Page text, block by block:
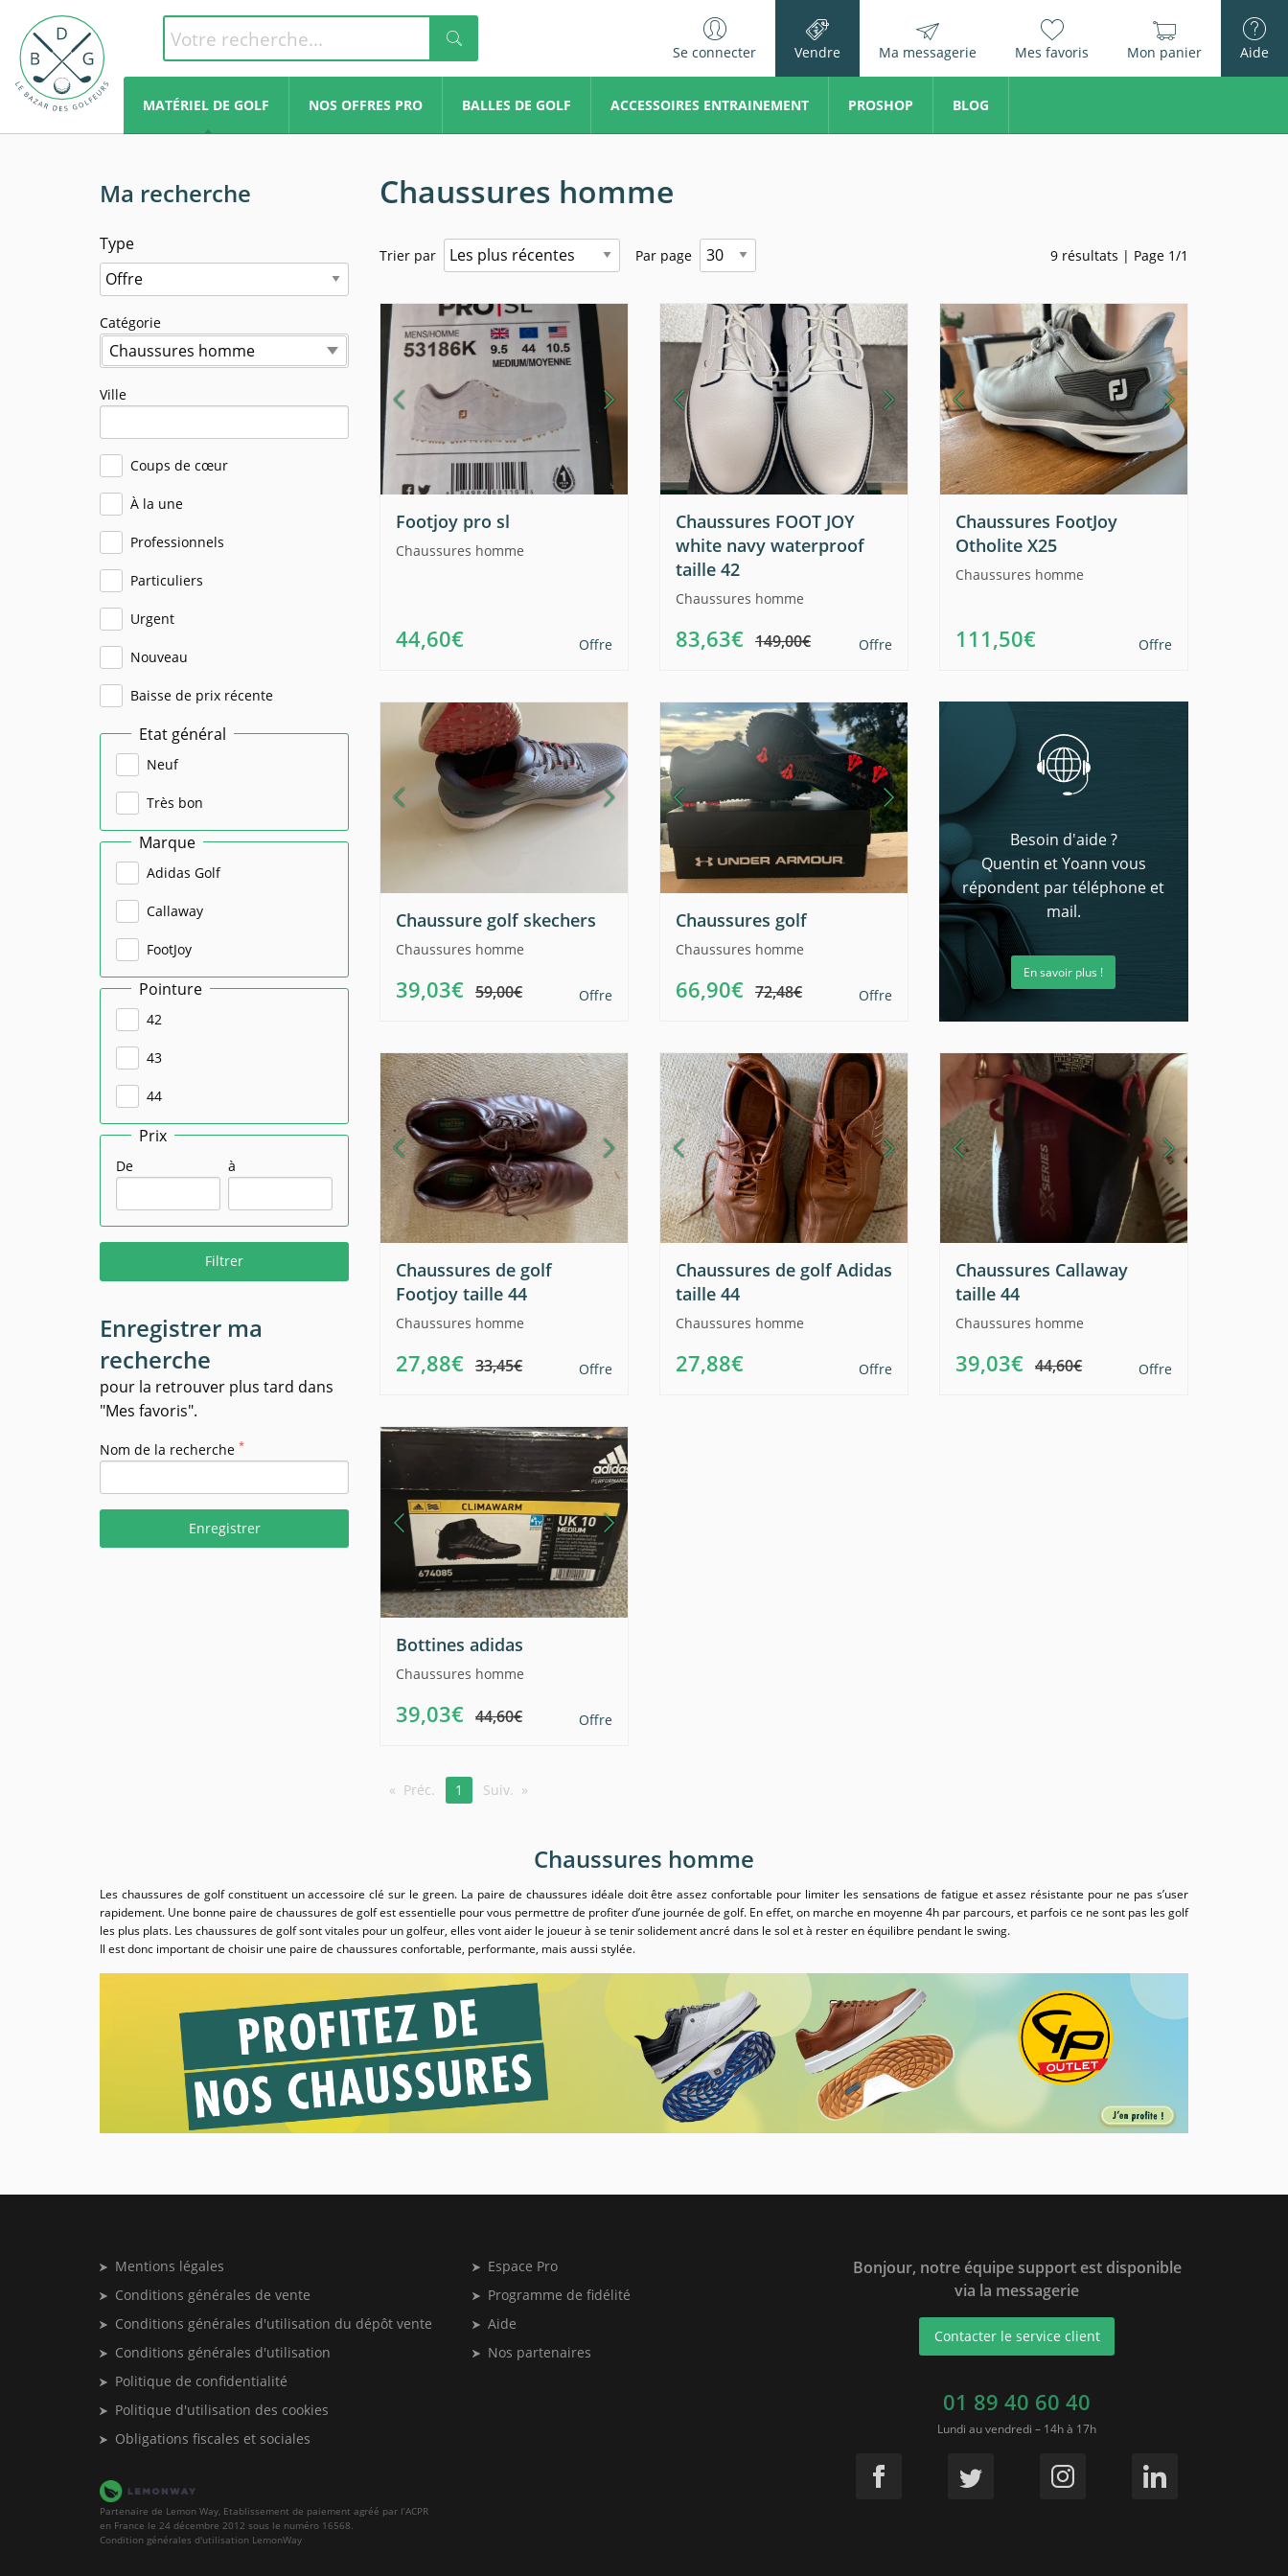
Se connecter Vendre Ma messagerie Mes favoris Mon panier Aide
MATÉRIEL DE GOLF NOS OFFRES PRO BALLES DE GOLF ACCESSOIRES ENTRAINEMENT PROSHOP BLOG
Ma recherche
Type
Catégorie
Chaussures homme
Ville
Coups de cœur
À la une
Professionnels
Particuliers
Urgent
Nouveau
Baisse de prix récente
Etat général
Neuf
Très bon
Marque
Adidas Golf
Callaway
FootJoy
Skechers
Under Armour
Pointure
42
43
44
45
Prix
De à
Filtrer
Enregistrer ma
recherche
pour la retrouver plus tard dans
"Mes favoris".
Nom de la recherche *
Enregistrer
Chaussures homme
Trier par Par page 9 résultats | Page 1/1
Footjoy pro sl
Chaussures homme
44,60€ Offre
Chaussures FOOT JOY
white navy waterproof
taille 42
Chaussures homme
83,63€ 149,00€ Offre
Chaussures FootJoy
Otholite X25
Chaussures homme
111,50€ Offre
Chaussure golf skechers
Chaussures homme
39,03€ 59,00€ Offre
Chaussures golf
Chaussures homme
66,90€ 72,48€ Offre
Besoin d'aide ?
Quentin et Yoann vous
répondent par téléphone et
mail.
En savoir plus !
Chaussures de golf
Footjoy taille 44
Chaussures homme
27,88€ 33,45€ Offre
Chaussures de golf Adidas
taille 44
Chaussures homme
27,88€ Offre
Chaussures Callaway
taille 44
Chaussures homme
39,03€ 44,60€ Offre
Bottines adidas
Chaussures homme
39,03€ 44,60€ Offre
Préc. 1 Suiv.
Chaussures homme
Les chaussures de golf constituent un accessoire clé sur le green. La paire de chaussures idéale doit être assez confortable pour limiter les sensations de fatigue et assez résistante pour ne pas s’user
rapidement. Une bonne paire de chaussures de golf est essentielle pour vous permettre de profiter d’une journée de golf. En effet, on marche en moyenne 4h par parcours, et parfois ce ne sont pas les golf
les plus plats. Les chaussures de golf sont vitales pour un golfeur, elles vont aider le joueur à se tenir solidement ancré dans le sol et à rester en équilibre pendant le swing.
Il est donc important de choisir une paire de chaussures confortable, performante, mais aussi stylée.
Mentions légales
Conditions générales de vente
Conditions générales d'utilisation du dépôt vente
Conditions générales d'utilisation
Politique de confidentialité
Politique d'utilisation des cookies
Obligations fiscales et sociales
Espace Pro
Programme de fidélité
Aide
Nos partenaires
Partenaire de Lemon Way, Etablissement de paiement agréé par l’ACPR
en France le 24 décembre 2012 sous le numéro 16568.
Condition générales d'utilisation LemonWay
Bonjour, notre équipe support est disponible
via la messagerie
Contacter le service client
01 89 40 60 40
Lundi au vendredi – 14h à 17h